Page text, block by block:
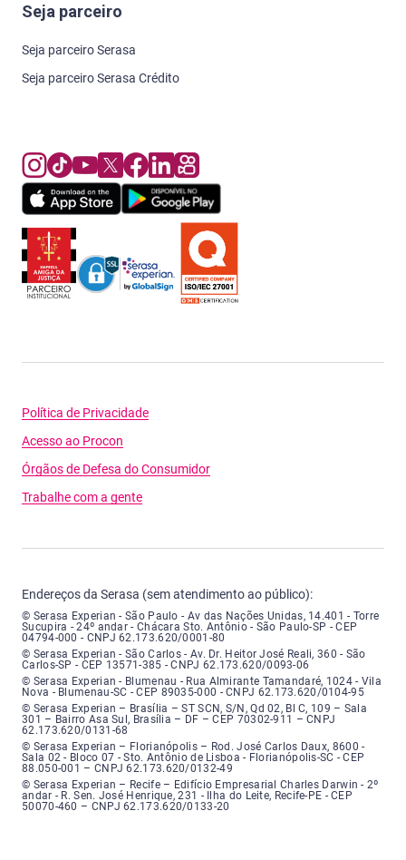
Seja parceiro
Seja parceiro Serasa
Seja parceiro Serasa Crédito
Política de Privacidade
Acesso ao Procon
Órgãos de Defesa do Consumidor
Trabalhe com a gente
Endereços da Serasa (sem atendimento ao público):
Serasa Experian - São Paulo - Endereço: Avenida das Nações Unidas,
© Serasa Experian - São Paulo - Av das Nações Unidas, 14.401 - Torre
Sucupira - 24º andar - Chácara Sto. Antônio - São Paulo-SP - CEP
04794-000 - CNPJ 62.173.620/0001-80
Serasa Experian - São Carlos - Endereço: Avenida Doutor Heitor José
© Serasa Experian - São Carlos - Av. Dr. Heitor José Reali, 360 - São
Carlos-SP - CEP 13571-385 - CNPJ 62.173.620/0093-06
Serasa Experian - Blumenau - Endereço: Rua Almirante Tamandaré,
© Serasa Experian - Blumenau - Rua Almirante Tamandaré, 1024 - Vila
Nova - Blumenau-SC - CEP 89035-000 - CNPJ 62.173.620/0104-95
Serasa Experian - Brasília, Endereço: Setor Comercial Norte, sem
© Serasa Experian – Brasília – ST SCN, S/N, Qd 02, Bl C, 109 – Sala
301 – Bairro Asa Sul, Brasília – DF – CEP 70302-911 – CNPJ
62.173.620/0131-68
Serasa Experian - Florianópolis, Endereço: Rodovia José Carlos, número
© Serasa Experian – Florianópolis – Rod. José Carlos Daux, 8600 -
Sala 02 - Bloco 07 - Sto. Antônio de Lisboa - Florianópolis-SC - CEP
88.050-001 – CNPJ 62.173.620/0132-49
Serasa Experian - Recife, Endereço: Edifício Empresarial Charles Darwin,
© Serasa Experian – Recife – Edifício Empresarial Charles Darwin - 2º
andar - R. Sen. José Henrique, 231 - Ilha do Leite, Recife-PE - CEP
50070-460 – CNPJ 62.173.620/0133-20